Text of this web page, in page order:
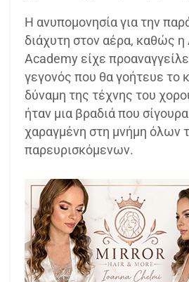
Η ανυπομονησία για την
διάχυτη στον αέρα, καθώς
Academy είχε
γεγονός που θα γοήτευε το
δύναμη της τέχνης του
ήταν μια βραδιά που
χαραγμένη στη μνήμη όλων
παρευρισκόμενων.